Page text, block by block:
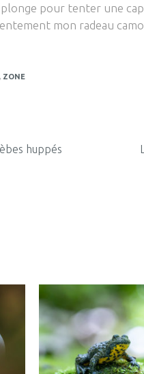
pour tenter une
mon radeau
, ZONE
huppés